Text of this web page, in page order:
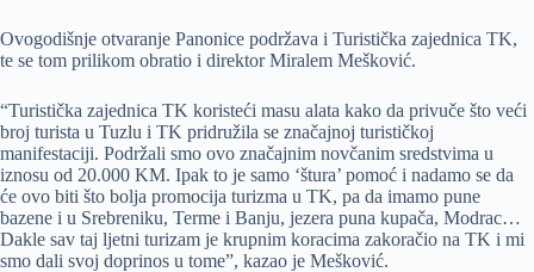
Ovogodišnje otvaranje Panonice podržava i Turistička zajednica TK,
te se tom prilikom obratio i direktor Miralem Mešković.
“Turistička zajednica TK koristeći masu alata kako da privuče što veći
broj turista u Tuzlu i TK pridružila se značajnoj turističkoj
manifestaciji. Podržali smo ovo značajnim novčanim sredstvima u
iznosu od 20.000 KM. Ipak to je samo ‘štura’ pomoć i nadamo se da
će ovo biti što bolja promocija turizma u TK, pa da imamo pune
bazene i u Srebreniku, Terme i Banju, jezera puna kupača, Modrac…
Dakle sav taj ljetni turizam je krupnim koracima zakoračio na TK i mi
smo dali svoj doprinos u tome”, kazao je Mešković.